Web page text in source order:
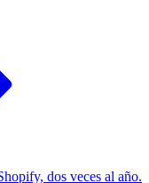
dos veces al año.